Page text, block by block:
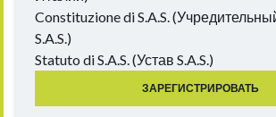
Constituzione di S.A.S.
S.A.S.)
Statuto di S.A.S. (Устав S.A.S.)
ЗАРЕГИСТРИРОВАТЬ